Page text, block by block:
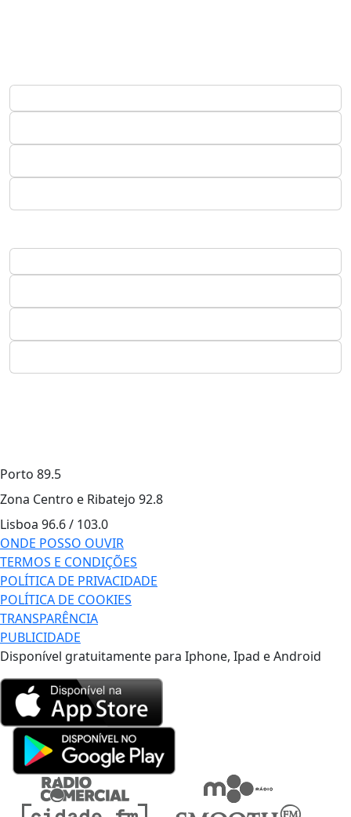
Porto 89.5
Zona Centro e Ribatejo 92.8
Lisboa 96.6 / 103.0
ONDE POSSO OUVIR
TERMOS E CONDIÇÕES
POLÍTICA DE PRIVACIDADE
POLÍTICA DE COOKIES
TRANSPARÊNCIA
PUBLICIDADE
Disponível gratuitamente para Iphone, Ipad e Android